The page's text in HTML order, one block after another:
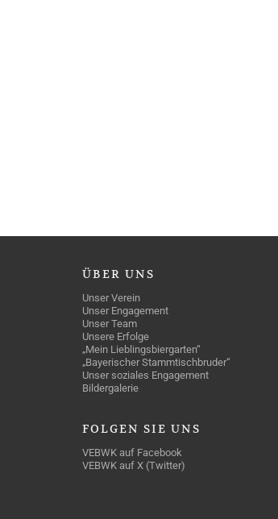
ÜBER UNS
Unser Verein
Unser Engagement
Unser Team
Unsere Erfolge
„Mein Lieblingsbiergarten“
„Bayerischer Stammtischbruder“
Unser soziales Engagement
Bildergalerie
FOLGEN SIE UNS
VEBWK auf Facebook
VEBWK auf X (Twitter)